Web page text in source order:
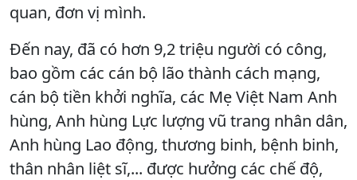
quan, đơn vị mình.
Đến nay, đã có hơn 9,2 triệu người có công,
bao gồm các cán bộ lão thành cách mạng,
cán bộ tiền khởi nghĩa, các Mẹ Việt Nam Anh
hùng, Anh hùng Lực lượng vũ trang nhân dân,
Anh hùng Lao động, thương binh, bệnh binh,
thân nhân liệt sĩ,... được hưởng các chế độ,